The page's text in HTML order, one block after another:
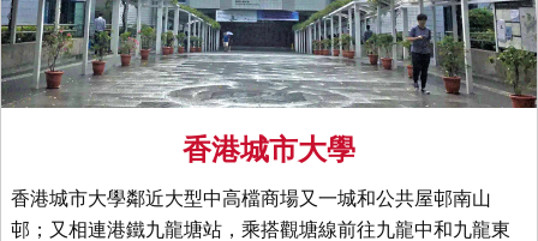
香港城市大學
香港城市大學鄰近大型中高檔商場又一城和公共屋邨南山
邨；又相連港鐵九龍塘站，乘搭觀塘線前往九龍中和九龍東